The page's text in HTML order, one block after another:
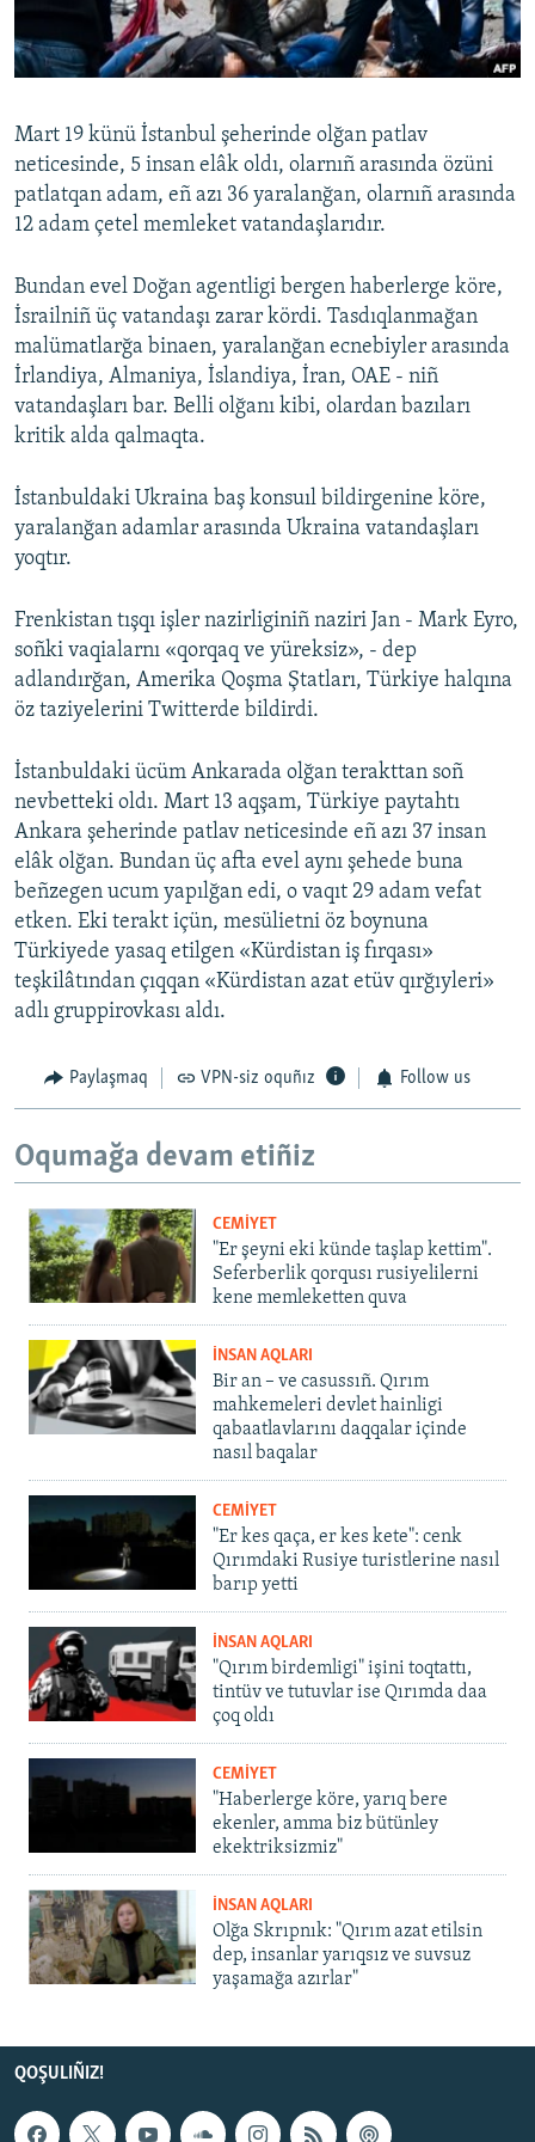
Русский
Українською
Mart 19 künü İstanbul şeherinde olğan patlav
neticesinde, 5 insan elâk oldı, olarnıñ arasında özüni
patlatqan adam, eñ azı 36 yaralanğan, olarnıñ arasında
12 adam çetel memleket vatandaşlarıdır.
Bundan evel Doğan agentligi bergen haberlerge köre,
İsrailniñ üç vatandaşı zarar kördi. Tasdıqlanmağan
malümatlarğa binaen, yaralanğan ecnebiyler arasında
İrlandiya, Almaniya, İslandiya, İran, OAE - niñ
vatandaşları bar. Belli olğanı kibi, olardan bazıları
kritik alda qalmaqta.
İstanbuldaki Ukraina baş konsuıl bildirgenine köre,
yaralanğan adamlar arasında Ukraina vatandaşları
yoqtır.
Frenkistan tışqı işler nazirliginiñ naziri Jan - Mark Eyro,
soñki vaqialarnı «qorqaq ve yüreksiz», - dep
adlandırğan, Amerika Qoşma Ştatları, Türkiye halqına
öz taziyelerini Twitterde bildirdi.
İstanbuldaki ücüm Ankarada olğan terakttan soñ
nevbetteki oldı. Mart 13 aqşam, Türkiye paytahtı
Ankara şeherinde patlav neticesinde eñ azı 37 insan
elâk olğan. Bundan üç afta evel aynı şehede buna
beñzegen ucum yapılğan edi, o vaqıt 29 adam vefat
etken. Eki terakt içün, mesülietni öz boynuna
Türkiyede yasaq etilgen «Kürdistan iş fırqası»
teşkilâtından çıqqan «Kürdistan azat etüv qırğıyleri»
adlı gruppirovkası aldı.
Paylaşmaq VPN-siz oquñız Follow us
Oqumağa devam etiñiz
CEMİYET
"Er şeyni eki künde taşlap kettim".
Seferberlik qorqusı rusiyelilerni
kene memleketten quva
İNSAN AQLARI
Bir an – ve casussıñ. Qırım
mahkemeleri devlet hainligi
qabaatlavlarını daqqalar içinde
nasıl baqalar
CEMİYET
"Er kes qaça, er kes kete": cenk
Qırımdaki Rusiye turistlerine nasıl
barıp yetti
İNSAN AQLARI
"Qırım birdemligi" işini toqtattı,
tintüv ve tutuvlar ise Qırımda daa
çoq oldı
CEMİYET
"Haberlerge köre, yarıq bere
ekenler, amma biz bütünley
ekektriksizmiz"
İNSAN AQLARI
Olğa Skrıpnık: "Qırım azat etilsin
dep, insanlar yarıqsız ve suvsuz
yaşamağa azırlar"
QOŞULIÑIZ!